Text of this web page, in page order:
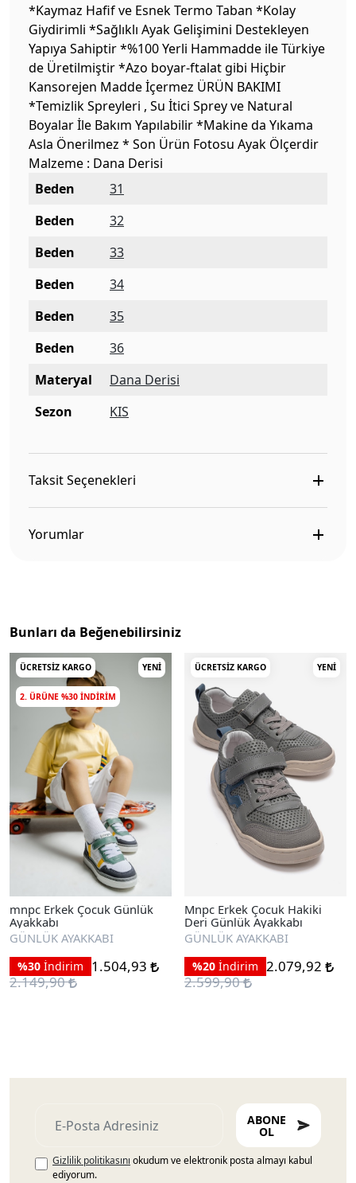
*Kaymaz Hafif ve Esnek Termo Taban *Kolay
Giydirimli *Sağlıklı Ayak Gelişimini Destekleyen
Yapıya Sahiptir *%100 Yerli Hammadde ile Türkiye
de Üretilmiştir *Azo boyar-ftalat gibi Hiçbir
Kansorejen Madde İçermez ÜRÜN BAKIMI
*Temizlik Spreyleri , Su İtici Sprey ve Natural
Boyalar İle Bakım Yapılabilir *Makine da Yıkama
Asla Önerilmez * Son Ürün Fotosu Ayak Ölçerdir
Malzeme : Dana Derisi
Beden
31
Beden
32
Beden
33
Beden
34
Beden
35
Beden
36
Materyal
Dana Derisi
Sezon
KIS
Taksit Seçenekleri
Yorumlar
Bunları da Beğenebilirsiniz
ÜCRETSIZ KARGO YENI
2. ÜRÜNE %30 INDIRIM
mnpc Erkek Çocuk Günlük
Ayakkabı
GÜNLÜK AYAKKABI
%30 İndirim
1.504,93
2.149,90
ÜCRETSIZ KARGO YENI
Mnpc Erkek Çocuk Hakiki
Deri Günlük Ayakkabı
GÜNLÜK AYAKKABI
%20 İndirim 2.079,92
2.599,90
ABONE
OL
Gizlilik politikasını okudum ve elektronik posta almayı kabul
ediyorum.